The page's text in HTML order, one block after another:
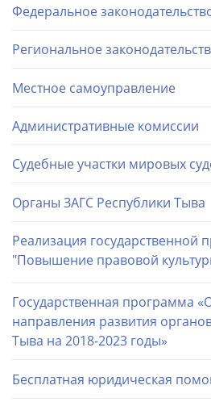
Федеральное
Региональное
Местное самоуправление
Административные комиссии
Судебные участки мировых
Органы ЗАГС Республики Тыва
Реализация государственной
"Повышение правовой
Государственная программа
направления развития
Тыва на 2018-2023 годы»
Бесплатная юридическая